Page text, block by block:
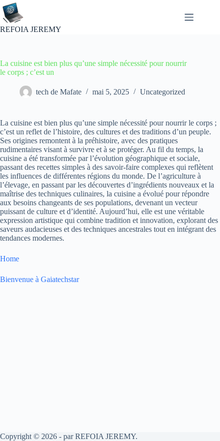
Passer
au
contenu
REFOIA JEREMY
La cuisine est bien plus qu’une simple nécessité pour nourrir
le corps ; c’est un
tech de Mafate mai 5, 2025 Uncategorized
La cuisine est bien plus qu’une simple nécessité pour nourrir le corps ;
c’est un reflet de l’histoire, des cultures et des traditions d’un peuple.
Ses origines remontent à la préhistoire, avec des pratiques
rudimentaires visant à survivre et à se protéger. Au fil du temps, la
cuisine a été transformée par l’évolution géographique et sociale,
passant des recettes simples à des savoir-faire complexes qui reflètent
les influences de différentes régions du monde. De l’agriculture à
l’élevage, en passant par les découvertes d’ingrédients nouveaux et la
maîtrise des techniques culinaires, la cuisine a évolué pour répondre
aux besoins changeants de ses populations, devenant un vecteur
puissant de culture et d’identité. Aujourd’hui, elle est une véritable
expression artistique qui combine tradition et innovation, explorant des
saveurs audacieuses et des techniques ancestrales tout en intégrant des
tendances modernes.
Home
Bienvenue à Gaiatechstar
Copyright © 2026 - par REFOIA JEREMY.